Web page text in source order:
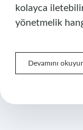
kolayca
yönetmelik
Devamını